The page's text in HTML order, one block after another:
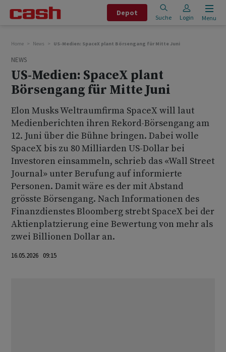
Depot
Suche Login Menu
Home News US-Medien: SpaceX plant Börsengang für Mitte Juni
NEWS
US-Medien: SpaceX plant
Börsengang für Mitte Juni
Elon Musks Weltraumfirma SpaceX will laut
Medienberichten ihren Rekord-Börsengang am
12. Juni über die Bühne bringen. Dabei wolle
SpaceX bis zu 80 Milliarden US-Dollar bei
Investoren einsammeln, schrieb das «Wall Street
Journal» unter Berufung auf informierte
Personen. Damit wäre es der mit Abstand
grösste Börsengang. Nach Informationen des
Finanzdienstes Bloomberg strebt SpaceX bei der
Aktienplatzierung eine Bewertung von mehr als
zwei Billionen Dollar an.
16.05.2026 09:15